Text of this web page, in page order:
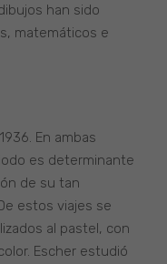
han sido
matemáticos e
En ambas
es determinante
de su tan
estos viajes se
al pastel, con
Escher estudió